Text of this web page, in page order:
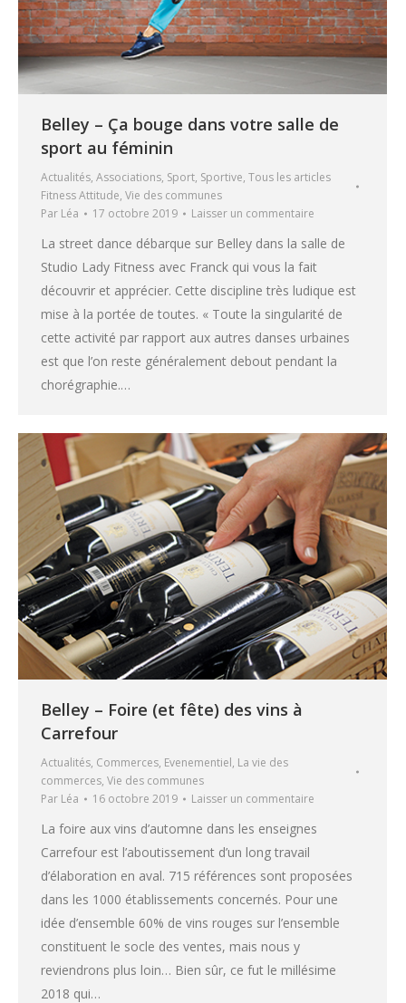
Belley – Ça bouge dans votre salle de
sport au féminin
Actualités, Associations, Sport, Sportive, Tous les articles
Fitness Attitude, Vie des communes
Par Léa 17 octobre 2019 Laisser un commentaire
La street dance débarque sur Belley dans la salle de
Studio Lady Fitness avec Franck qui vous la fait
découvrir et apprécier. Cette discipline très ludique est
mise à la portée de toutes. « Toute la singularité de
cette activité par rapport aux autres danses urbaines
est que l’on reste généralement debout pendant la
chorégraphie.…
Belley – Foire (et fête) des vins à
Carrefour
Actualités, Commerces, Evenementiel, La vie des
commerces, Vie des communes
Par Léa 16 octobre 2019 Laisser un commentaire
La foire aux vins d’automne dans les enseignes
Carrefour est l’aboutissement d’un long travail
d’élaboration en aval. 715 références sont proposées
dans les 1000 établissements concernés. Pour une
idée d’ensemble 60% de vins rouges sur l’ensemble
constituent le socle des ventes, mais nous y
reviendrons plus loin… Bien sûr, ce fut le millésime
2018 qui…